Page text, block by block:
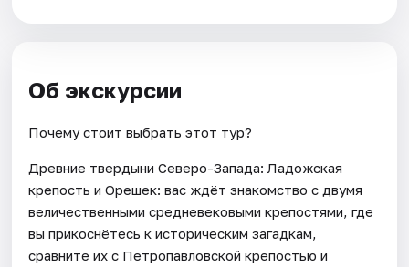
Об экскурсии
Почему стоит выбрать этот тур?
Древние твердыни Северо-Запада: Ладожская
крепость и Орешек: вас ждёт знакомство с двумя
величественными средневековыми крепостями, где
вы прикоснётесь к историческим загадкам,
сравните их с Петропавловской крепостью и